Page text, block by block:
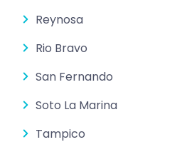
Reynosa
Rio Bravo
San Fernando
Soto La Marina
Tampico